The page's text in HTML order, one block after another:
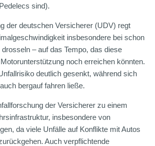
sind).
der deutschen Versicherer (UDV) regt
insbesondere bei schon
– auf das Tempo, das diese
noch erreichen könnten.
deutlich gesenkt, während sich
bergauf fahren ließe.
der Versicherer zu einem
insbesondere von
da viele Unfälle auf Konflikte mit Autos
Auch verpflichtende